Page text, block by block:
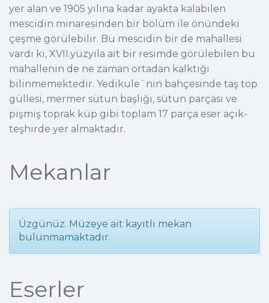
yer alan ve 1905 yılına kadar ayakta kalabilen
mescidin minaresinden bir bölüm ile önündeki
çeşme görülebilir. Bu mescidin bir de mahallesi
vardı ki, XVII.yüzyıla ait bir resimde görülebilen bu
mahallenin de ne zaman ortadan kalktığı
bilinmemektedir. Yedikule`nin bahçesinde taş top
güllesi, mermer sütun başlığı, sütun parçası ve
pişmiş toprak küp gibi toplam 17 parça eser açık-
teşhirde yer almaktadır.
Mekanlar
Üzgünüz. Müzeye ait kayıtlı mekan
bulunmamaktadır.
Eserler